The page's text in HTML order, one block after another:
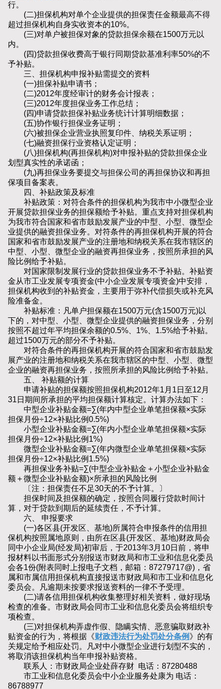
行。
(二)担保机构对单个企业提供的担保责任金额最高不得
超过担保机构自身实收资本的10%。
(三)对单户被担保对象的贷款担保余额在1500万元以
内。
(四)贷款担保收费高于银行同期贷款基准利率50%的不
予补贴。
三、担保机构申报补贴需提交的资料
(一)担保补贴申请书；
(二)2012年度经审计的财务会计报表；
(三)2012年度担保业务工作总结；
(四)申请贷款担保补贴业务统计计算明细数据；
(五)协作银行担保业务证明；
(六)被担保企业营业执照复印件、纳税关系证明；
(七)融资担保行业资格认定证明；
(八)担保机构(再担保机构)对申报补贴的贷款担保企业
划型真实性的承诺函；
(九)再担保业务要提交与担保公司的再担保协议和再担
保项目备案表。
四、补贴政策及标准
补贴政策：对符合条件的担保机构为我市中小微型企业
开展贷款担保业务的担保额给予补贴。重点支持对担保机构
为我市符合国家和省市鼓励发展产业的中型、小型、微型企
业提供的融资担保业务。对符条件的再担保机构开展的符合
国家和省市鼓励发展产业的注册地和纳税关系在我市辖区的
中型、小型、微型企业的融资再担保业务，按照所承担的风
险比例给予补贴。
对国家限制发展行业的贷款担保业务不予补贴。补贴资
金从市工业发展专项资金(中小企业发展专项资金)中安排，
担保机构收到的补贴资金，主要用于弥补代偿损失或补充风
险准备金。
补贴标准：凡单户担保额在1500万元(含1500万元)以
下的，对中型、小型、微型企业提供的融资担保业务，分别
按照不超过年平均担保余额的0.5%、1%、1.5%给予补贴。
超过1500万元的部分不予补贴。
对符合条件的再担保机构开展的符合国家和省市鼓励发
展产业的注册地和纳税关系在我市辖区的中型、小型、微型
企业的融资再担保业务，按照所承担的风险比例给予补贴。
五、 补贴额的计算
申请补贴的担保额按照担保机构2012年1月1日至12月
31日期间所承担的平均担保额计算核定。计算办法如下：
中型企业补贴金额=∑(年内中型企业单笔担保额×实际
担保月份÷12×补贴比例0.5%)
小型企业补贴金额=∑(年内小型企业单笔担保额×实际
担保月份÷12×补贴比例1%)
微型企业补贴金额=∑(年内微型企业单笔担保额×实际
担保月份÷12×补贴比例1.5%)
再担保业务补贴=∑(中型企业补贴金＋小型企业补贴金
额＋微型企业补贴金额)×所承担的风险比例
〔注：担保责任不足30天的不予计算。〕
担保时间及担保额的确定，按照合同履行贷款时间计
算，对于贷款到期后的延续责任，不予计算。
六、 申报要求
(一)各区县(开发区、基地)所属符合申报条件的信用担
保机构按照属地原则，由所在区县(开发区、基地)财政局会
同中小企业局(经发局)初审后，于2013年3月10日前，将申
报材料以书面形式分别报送市财政局和市工业和信息化委员
会各1份(附表同时上报电子文档，邮箱：87279717@)，省
属和市属信用担保机构直接报送市财政局和市工业和信息化
委员会。凡逾期未按要求报送资料的一律不予受理。
(二)请各信用担保机构收集整理好相关资料，做好现场
检查的准备。市财政局会同市工业和信息化委员会将组织专
项检查。
(三)对担保机构弄虚作假、隐瞒实情、恶意骗取财政补
贴资金的行为，将根据《财政违法行为处罚处分条例 》的有
关规定给予相应处罚。凡对中小微型企业进行划型不实的，
将取消该担保机构当年申报补贴资格。
联系人：市财政局企业处薛存财 电话：87280488
市工业和信息化委员会中小企业服务处康为 电话：
86788977